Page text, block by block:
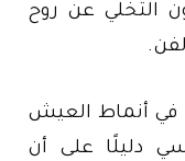
التخلي عن روح
في أنماط العيش
دليلًا على أن